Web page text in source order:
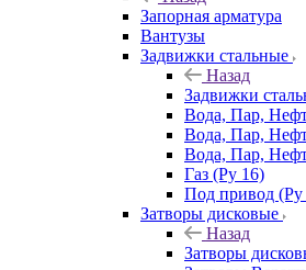
Запорная арматура
Вантузы
Задвижки стальные
Назад
Задвижки
Вода, Пар,
Вода, Пар,
Вода, Пар,
Газ (Ру 16)
Под привод (Ру
Затворы дисковые
Назад
Затворы